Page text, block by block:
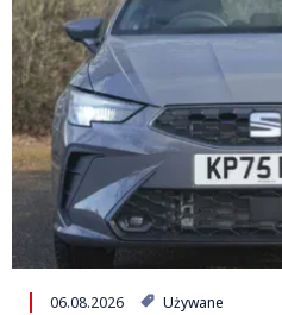
06.08.2026 Używane